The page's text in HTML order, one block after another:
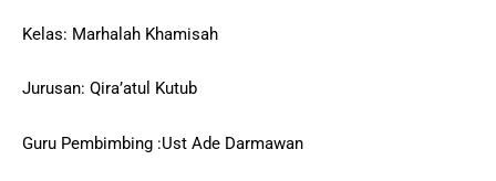
Kelas: Marhalah Khamisah
Jurusan: Qira’atul Kutub
Guru Pembimbing :Ust Ade Darmawan